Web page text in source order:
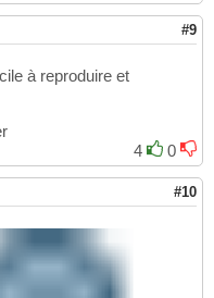
#9
à reproduire et
4
0
#10